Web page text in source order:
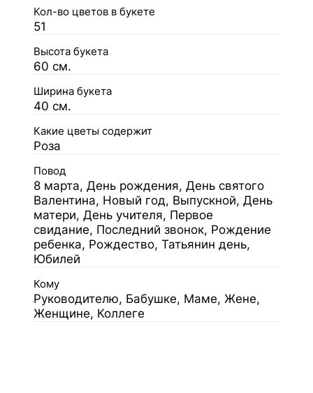
Кол-во цветов в букете
51
Высота букета
60 см.
Ширина букета
40 см.
Какие цветы содержит
Роза
Повод
8 марта, День рождения, День святого
Валентина, Новый год, Выпускной, День
матери, День учителя, Первое
свидание, Последний звонок, Рождение
ребенка, Рождество, Татьянин день,
Юбилей
Кому
Руководителю, Бабушке, Маме, Жене,
Женщине, Коллеге